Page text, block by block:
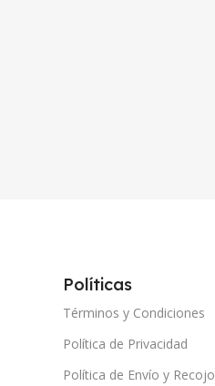
Políticas
Términos y Condiciones
Política de Privacidad
Política de Envío y Recojo